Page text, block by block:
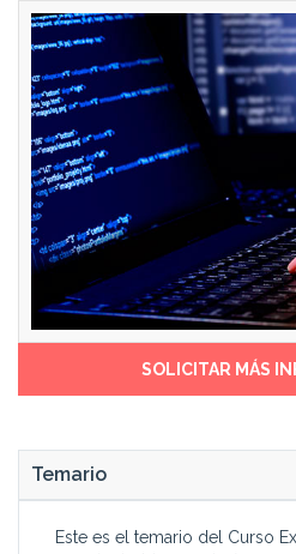
complemento para las API
de Google, que amplía el
SDK de Android, para
proporcionar a las
aplicaciones acceso a las
bibliotecas de Google.
Podrás añadir de forma
rápida funciones de
asignación potentes a tus
aplicaciones de Android.
SOLICITAR MÁS
Temario
Este es el temario del Curso